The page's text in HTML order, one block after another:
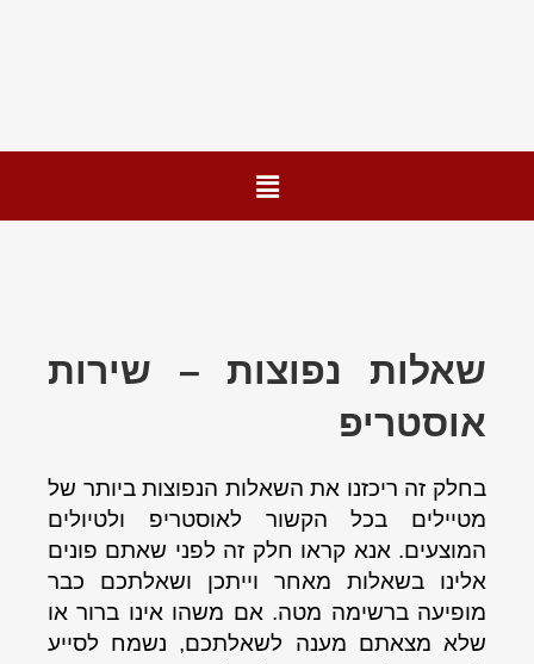
שאלות נפוצות – שירות
אוסטריפ
בחלק זה ריכזנו את השאלות הנפוצות ביותר של
מטיילים בכל הקשור לאוסטריפ ולטיולים
המוצעים. אנא קראו חלק זה לפני שאתם פונים
אלינו בשאלות מאחר וייתכן ושאלתכם כבר
מופיעה ברשימה מטה. אם משהו אינו ברור או
שלא מצאתם מענה לשאלתכם, נשמח לסייע